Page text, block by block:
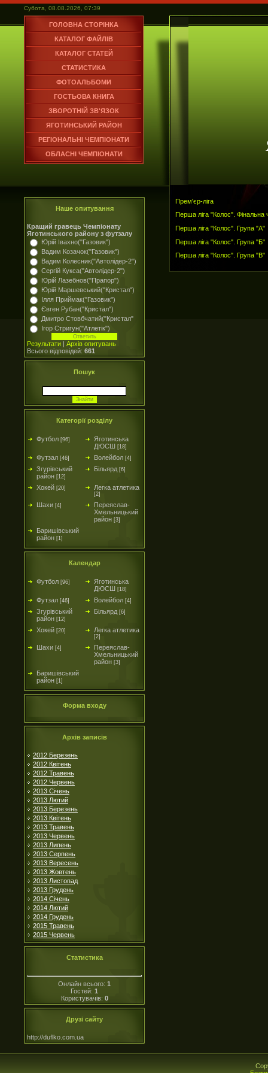
Субота, 08.08.2026, 07:39
ГОЛОВНА СТОРІНКА
КАТАЛОГ ФАЙЛІВ
КАТАЛОГ СТАТЕЙ
СТАТИСТИКА
ФОТОАЛЬБОМИ
ГОСТЬОВА КНИГА
ЗВОРОТНІЙ ЗВ'ЯЗОК
ЯГОТИНСЬКИЙ РАЙОН
РЕГІОНАЛЬНІ ЧЕМПІОНАТИ
ОБЛАСНІ ЧЕМПІОНАТИ
Наше опитування
Кращий гравець Чемпіонату
Яготинського району з футзалу
Юрій Івахно("Газовик")
Вадим Козачок("Газовик")
Вадим Колесник("Автолідер-2")
Сергій Кукса("Автолідер-2")
Юрій Лазебнов("Прапор")
Юрій Маршевський("Кристал")
Ілля Приймак("Газовик")
Євген Рубан("Кристал")
Дмитро Стовбчатий("Кристал"
Ігор Стригун("Атлетік")
Результати | Архів опитувань
Всього відповідей: 661
Пошук
Категорії розділу
Футбол [96]
Яготинська
ДЮСШ [18]
Футзал [46] Волейбол [4]
Згурівський
район [12]
Більярд [6]
Хокей [20] Легка атлетика
[2]
Шахи [4]
Переяслав-
Хмельницький
район [3]
Баришівський
район [1]
Календар
Футбол [96]
Яготинська
ДЮСШ [18]
Футзал [46] Волейбол [4]
Згурівський
район [12]
Більярд [6]
Хокей [20] Легка атлетика
[2]
Шахи [4]
Переяслав-
Хмельницький
район [3]
Баришівський
район [1]
Форма входу
Архів записів
2012 Березень
2012 Квітень
2012 Травень
2012 Червень
2013 Січень
2013 Лютий
2013 Березень
2013 Квітень
2013 Травень
2013 Червень
2013 Липень
2013 Серпень
2013 Вересень
2013 Жовтень
2013 Листопад
2013 Грудень
2014 Січень
2014 Лютий
2014 Грудень
2015 Травень
2015 Червень
Статистика
Онлайн всього: 1
Гостей: 1
Користувачів: 0
Друзі сайту
http://duflko.com.ua
Прем'єр-ліга
Перша ліга "Колос". Фінальна
Перша ліга "Колос". Група "А"
Перша ліга "Колос". Група "Б"
Перша ліга "Колос". Група "В"